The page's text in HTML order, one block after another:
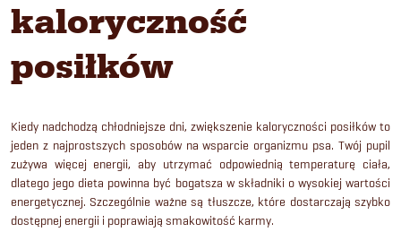
kaloryczność
posiłków
Kiedy nadchodzą chłodniejsze dni, zwiększenie kaloryczności posiłków to
jeden z najprostszych sposobów na wsparcie organizmu psa. Twój pupil
zużywa więcej energii, aby utrzymać odpowiednią temperaturę ciała,
dlatego jego dieta powinna być bogatsza w składniki o wysokiej wartości
energetycznej. Szczególnie ważne są tłuszcze, które dostarczają szybko
dostępnej energii i poprawiają smakowitość karmy.